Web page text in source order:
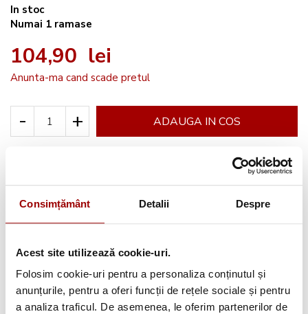
Consimțământ Detalii Despre
Acest site utilizează cookie-uri.
Folosim cookie-uri pentru a personaliza conținutul și
anunțurile, pentru a oferi funcții de rețele sociale și pentru
a analiza traficul. De asemenea, le oferim partenerilor de
In stoc
Numai 1 ramase
104,90 lei
Anunta-ma cand scade pretul
- + ADAUGA IN COS
Avantajele tale:
Consultantaprofesionala
Deschidere coletla livrare